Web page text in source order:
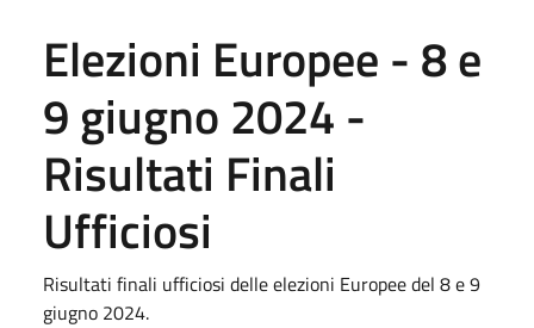
Elezioni Europee - 8 e
9 giugno 2024 -
Risultati Finali
Ufficiosi
Risultati finali ufficiosi delle elezioni Europee del 8 e 9
giugno 2024.